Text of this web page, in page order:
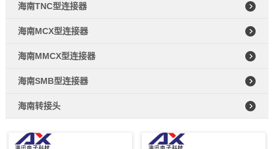
海南TNC型连接器
海南MCX型连接器
海南MMCX型连接器
海南SMB型连接器
海南转接头